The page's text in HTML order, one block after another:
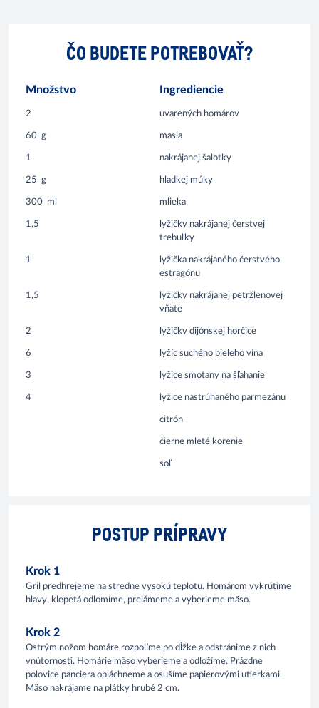
ČO BUDETE POTREBOVAŤ?
Množstvo Ingrediencie
2 uvarených homárov
60 g masla
1 nakrájanej šalotky
25 g hladkej múky
300 ml mlieka
1,5
lyžičky nakrájanej čerstvej
trebuľky
1
lyžička nakrájaného čerstvého
estragónu
1,5
lyžičky nakrájanej petržlenovej
vňate
2 lyžičky dijónskej horčice
6 lyžíc suchého bieleho vína
3 lyžice smotany na šľahanie
4 lyžice nastrúhaného parmezánu
citrón
čierne mleté korenie
soľ
POSTUP PRÍPRAVY
Krok 1
Gril predhrejeme na stredne vysokú teplotu. Homárom vykrútime
hlavy, klepetá odlomíme, prelámeme a vyberieme mäso.
Krok 2
Ostrým nožom homáre rozpolíme po dĺžke a odstránime z nich
vnútornosti. Homárie mäso vyberieme a odložíme. Prázdne
polovice panciera opláchneme a osušíme papierovými utierkami.
Mäso nakrájame na plátky hrubé 2 cm.